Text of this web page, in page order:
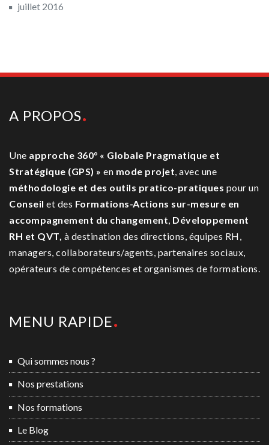
juillet 2016
A PROPOS
Une approche 360° « Globale Pragmatique et
Stratégique (GPS) » en mode projet , avec une
méthodologie et des outils pratico-pratiques pour un
Conseil et des Formations-Actions sur-mesure en
accompagnement du changement Développement
RH et QVT, à destination des directions, équipes RH,
managers, collaborateurs/agents, partenaires sociaux,
opérateurs de compétences et organismes de formations.
MENU RAPIDE
Qui sommes nous ?
Nos prestations
Nos formations
Le Blog